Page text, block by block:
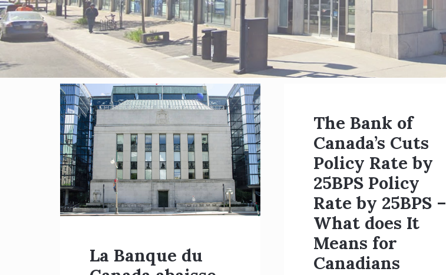
Blog
posts
La Banque du
The Bank of
Canada’s Cuts
Policy Rate by
25BPS Policy
Rate by 25BPS –
What does It
Means for
Canadians